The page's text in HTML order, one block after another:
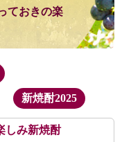
ておきの楽
新焼酎2025
み新焼酎